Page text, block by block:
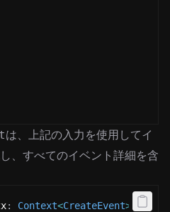
は、上記の入力を使用してイ
、すべてのイベント詳細を含
: Context<CreateEvent> args